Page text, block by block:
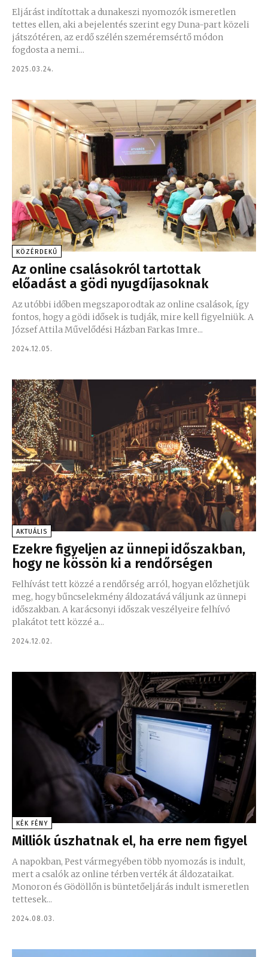
Eljárást indítottak a dunakeszi nyomozók ismeretlen
tettes ellen, aki a bejelentés szerint egy Duna-part közeli
játszótéren, az erdő szélén szeméremsértő módon
fogdosta a nemi...
2025.03.24.
KÖZÉRDEKŰ
Az online csalásokról tartottak
előadást a gödi nyugdíjasoknak
Az utóbbi időben megszaporodtak az online csalások, így
fontos, hogy a gödi idősek is tudják, mire kell figyelniük. A
József Attila Művelődési Házban Farkas Imre...
2024.12.05.
AKTUÁLIS
Ezekre figyeljen az ünnepi időszakban,
hogy ne kössön ki a rendőrségen
Felhívást tett közzé a rendőrség arról, hogyan előzhetjük
meg, hogy bűncselekmény áldozatává váljunk az ünnepi
időszakban. A karácsonyi időszak veszélyeire felhívó
plakátot tett közzé a...
2024.12.02.
KÉK FÉNY
Milliók úszhatnak el, ha erre nem figyel
A napokban, Pest vármegyében több nyomozás is indult,
mert a csalók az online térben verték át áldozataikat.
Monoron és Gödöllőn is büntetőeljárás indult ismeretlen
tettesek...
2024.08.03.